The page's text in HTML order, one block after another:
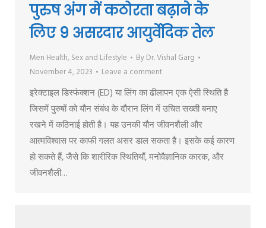
पुरुष अंग में कठोरता बढ़ाने के
लिए 9 असरदार आयुर्वेदिक तेल
Men Health, Sex and Lifestyle By Dr. Vishal Garg
November 4, 2023
Leave a comment
इरेक्टाइल डिस्फंक्शन (ED) या लिंग का ढीलापन एक ऐसी स्थिति है
जिसमें पुरुषों को यौन संबंध के दौरान लिंग में उचित सख्ती बनाए
रखने में कठिनाई होती है। यह उनकी यौन जीवनशैली और
आत्मविश्वास पर काफी गलत असर डाल सकता है। इसके कई कारण
हो सकते हैं, जैसे कि शारीरिक स्थितियाँ, मनोवैज्ञानिक कारक, और
जीवनशैली…